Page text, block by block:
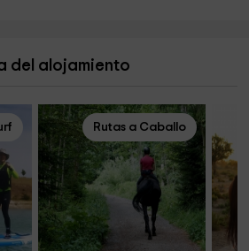
del alojamiento
Rutas a Caballo